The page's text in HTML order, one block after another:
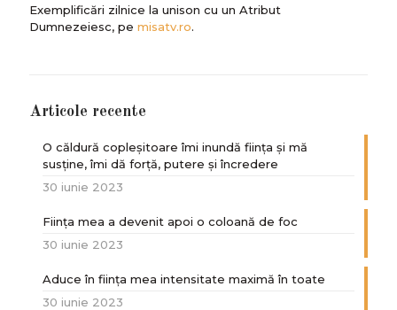
Exemplificări zilnice la unison cu un Atribut
Dumnezeiesc, pe misatv.ro.
Articole recente
O căldură copleșitoare îmi inundă ființa și mă
susține, îmi dă forță, putere și încredere
30 iunie 2023
Ființa mea a devenit apoi o coloană de foc
30 iunie 2023
Aduce în ființa mea intensitate maximă în toate
30 iunie 2023